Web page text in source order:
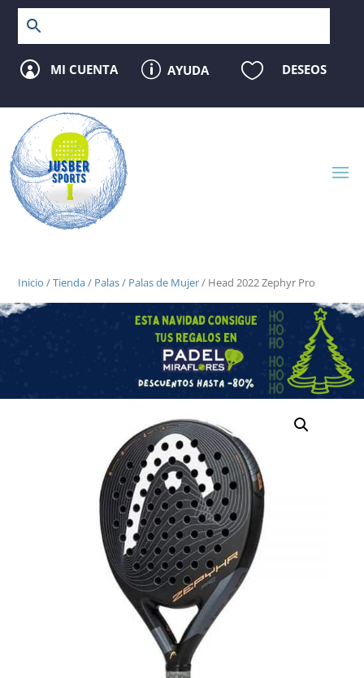
 MI CUENTA p AYUDA  DESEOS
Inicio /Tienda/ Palas/ Palas de Mujer/ Head 2022 Zephyr Pro